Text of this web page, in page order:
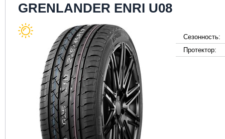
GRENLANDER ENRI U08
Сезонность:
Протектор: